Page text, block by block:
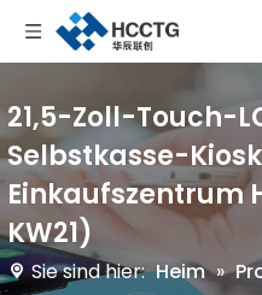
21,5-Zoll-Touch-
Selbstkasse-
Einkaufszentrum
KW21)
Sie sind hier: Heim »